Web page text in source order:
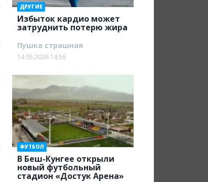
Избыток кардио может
затруднить потерю жира
ДРУГИЕ
Пушка страшная
14.05.2026 14:56
В Беш-Кунгее открыли
новый футбольный
стадион «Достук Арена»
ФУТБОЛ